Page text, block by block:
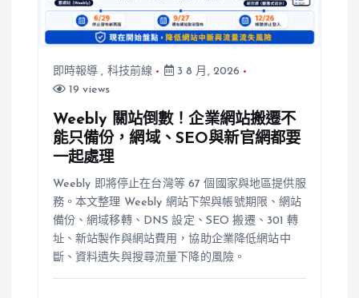
即時報導 , 科技前線
3 8 月, 2026
19 views
Weebly 關站倒數！企業網站搬遷不
能只備份，網域、SEO與新官網都要
一起處理
Weebly 即將停止在台灣等 67 個國家與地區提供服
務。本文整理 Weebly 網站下架與帳號期限、網站
備份、網域移轉、DNS 設定、SEO 搬遷、301 轉
址、新站製作與網站費用，協助企業降低網站中
斷、資料遺失與搜尋流量下降的風險。